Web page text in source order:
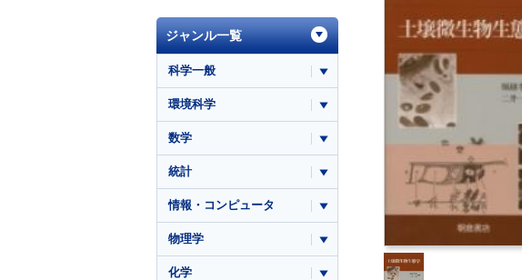
ジャンル一覧
科学一般
環境科学
数学
統計
情報・コンピュータ
物理学
化学